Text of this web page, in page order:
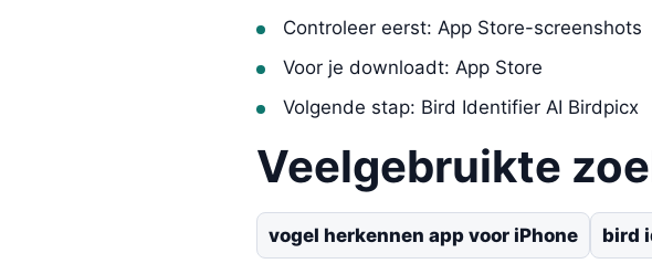
Controleer eerst: App Store-screenshots
Voor je downloadt: App Store
Volgende stap: Bird Identifier AI Birdpicx
Veelgebruikte
vogel herkennen app voor iPhone bird